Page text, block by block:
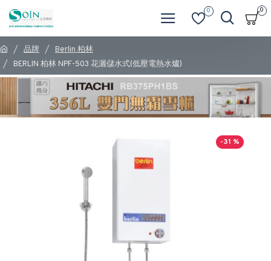
0 0
品牌
Berlin 柏林
BERLIN 柏林 NPF-503 花灑儲水式(低壓電熱水爐)
-31 %